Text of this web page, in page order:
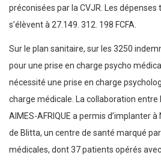
préconisées par la CVJR. Les
s’élèvent à 27.149. 312. 198 FCFA.
Sur le plan sanitaire, sur les 3250
pour une prise en charge psycho
nécessité une prise en charge
charge médicale. La collaboration entre
AIMES-AFRIQUE a permis d’implanter
de Blitta, un centre de santé marqué
médicales, dont 37 patients opérés